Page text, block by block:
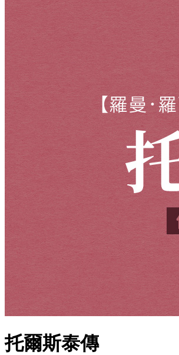
托爾斯泰傳